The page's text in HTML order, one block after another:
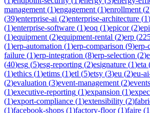
management (1)engagement (1)enrollment (2
(39)enterprise-ai (2)enterprise-architecture (1)
(1)enterprise-software (1)eoq (1)epicor(2)
(1)equipment (2)equipment-rental (2)erp (
(1)erp-automation (1)erp-comparison (9)erp-
failure (1)erp-integration (8)erp-selection (2)
(40)esg (5)esg-reporting (2)esignature (1)eta
(1)ethics (1)etims (1)etl (5)etsy (3)eu (2)eu-
(2)evaluation (3)event-management (2)events
(1)executive-reporting (1)expansion (1)
(1)export-compliance (1)extensibility (2)
(1)facebook-shops (1)factory-floor(1)faire (1